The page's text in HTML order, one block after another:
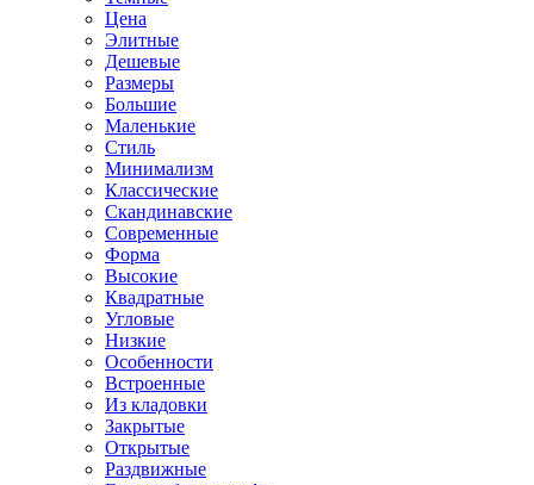
Цена
Элитные
Дешевые
Размеры
Большие
Маленькие
Стиль
Минимализм
Классические
Скандинавские
Современные
Форма
Высокие
Квадратные
Угловые
Низкие
Особенности
Встроенные
Из кладовки
Закрытые
Открытые
Раздвижные